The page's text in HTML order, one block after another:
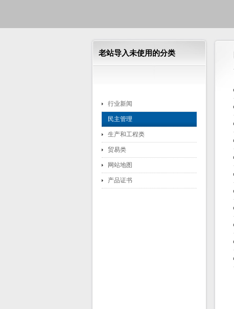
老站导入未使用的分类
行业新闻
民主管理
生产和工程类
贸易类
网站地图
产品证书